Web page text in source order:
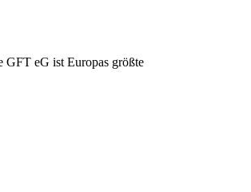
GFT eG ist Europas größte